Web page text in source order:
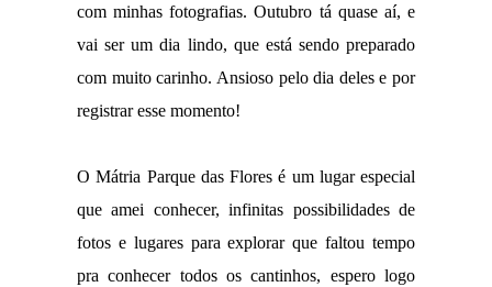
com minhas fotografias. Outubro tá quase aí, e
vai ser um dia lindo, que está sendo preparado
com muito carinho. Ansioso pelo dia deles e por
registrar esse momento!
O Mátria Parque das Flores é um lugar especial
que amei conhecer, infinitas possibilidades de
fotos e lugares para explorar que faltou tempo
pra conhecer todos os cantinhos, espero logo